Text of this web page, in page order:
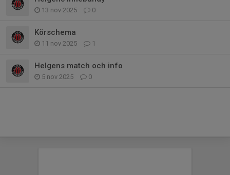
13 nov 2025 0
Körschema
11 nov 2025 1
Helgens match och info
5 nov 2025 0